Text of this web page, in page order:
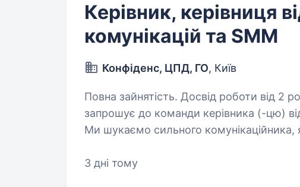
Керівник, керівниця
комунікацій та SMM
Конфіденс, ЦПД, ГО, Київ
Повна зайнятість. Досвід роботи від 2 років. ГО «ЦПД
запрошує до команди керівника (-цю)
Ми шукаємо сильного комунікаційника,
3 дні тому